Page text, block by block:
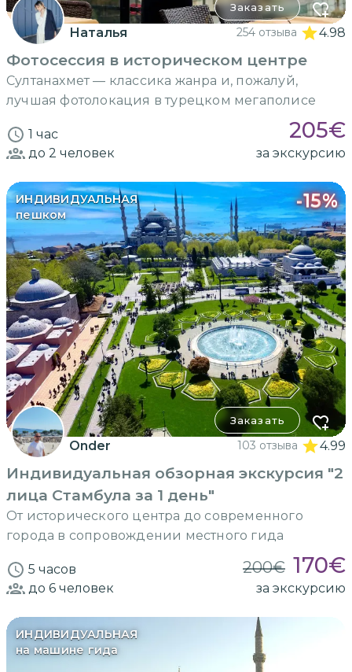
Заказать
Наталья 254 отзыва 4.98
Фотосессия в историческом центре
Султанахмет — классика жанра и, пожалуй,
лучшая фотолокация в турецком мегаполисе
1 час 205€
до 2 человек за экскурсию
ИНДИВИДУАЛЬНАЯ
пешком
-15%
Заказать
Onder 103 отзыва 4.99
Индивидуальная обзорная экскурсия "2
лица Стамбула за 1 день"
От исторического центра до современного
города в сопровождении местного гида
5 часов 200€ 170€
до 6 человек за экскурсию
ИНДИВИДУАЛЬНАЯ
на машине гида